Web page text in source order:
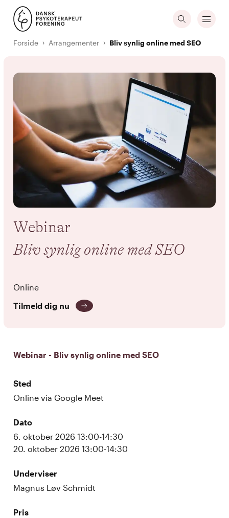
Forside Arrangementer Bliv synlig online med SEO
Webinar
Bliv synlig online med SEO
Online
Tilmeld dig nu
Webinar - Bliv synlig online med SEO
Sted
Online via Google Meet
Dato
6. oktober 2026 13:00-14:30
20. oktober 2026 13:00-14:30
Underviser
Magnus Løv Schmidt
Pris